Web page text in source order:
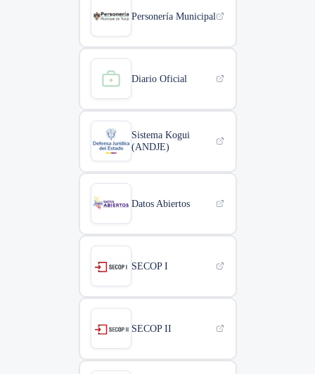
Personería Municipal
Diario Oficial
Sistema Kogui
(ANDJE)
Datos Abiertos
SECOP I
SECOP II